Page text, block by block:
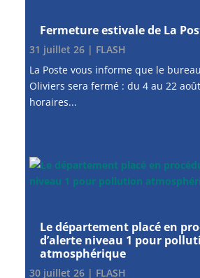
Fermeture estivale de La
31 juillet 26| FLASH
La Poste vous informe que le
Oliviers sera fermé : du 4 au 22
horaires...
Le département placé en
d’alerte niveau 1 pour
atmosphérique
30 juillet 26| FLASH